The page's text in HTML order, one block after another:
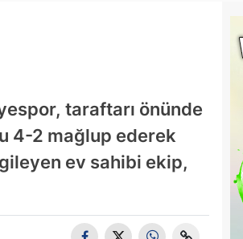
taraftarı önünde
4-2 mağlup ederek
ev sahibi ekip,